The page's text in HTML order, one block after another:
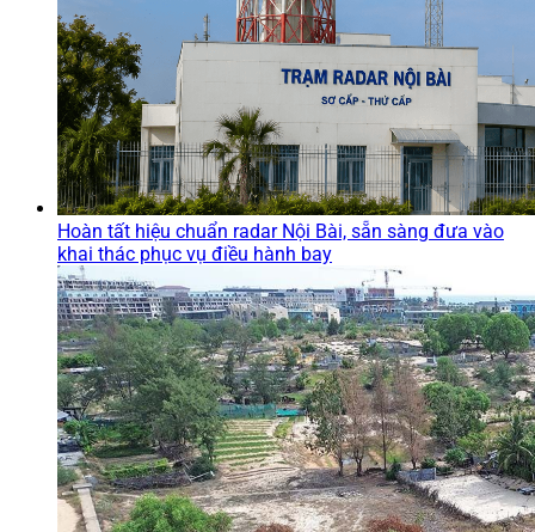
Hoàn tất hiệu chuẩn radar Nội Bài, sẵn sàng đưa vào
khai thác phục vụ điều hành bay